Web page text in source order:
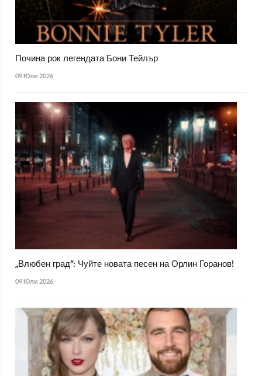
Почина рок легендата Бони Тейлър
09 Юли 2026
„Влюбен град“: Чуйте новата песен на Орлин Горанов!
09 Юли 2026